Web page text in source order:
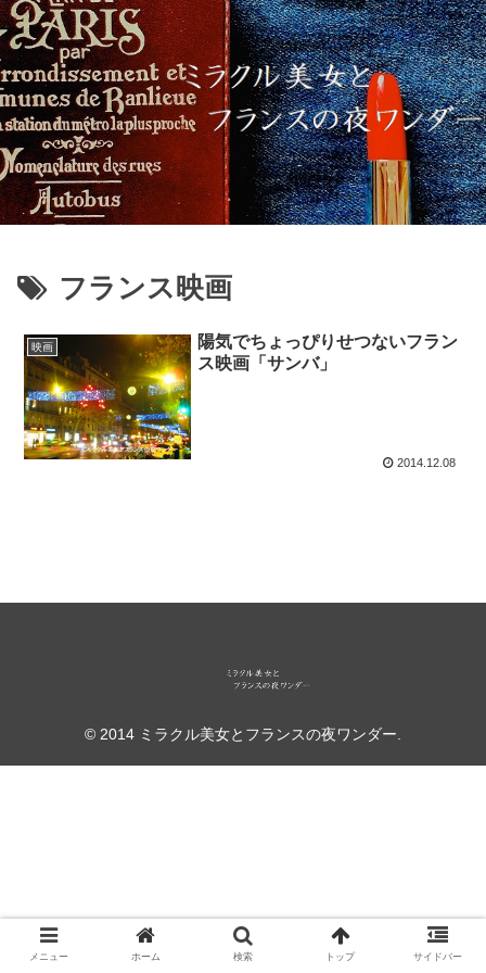
フランス映画
映画
陽気でちょっぴりせつないフラン
ス映画「サンバ」
2014.12.08
© 2014 ミラクル美女とフランスの夜ワンダー.
メニュー ホーム 検索 トップ サイドバー